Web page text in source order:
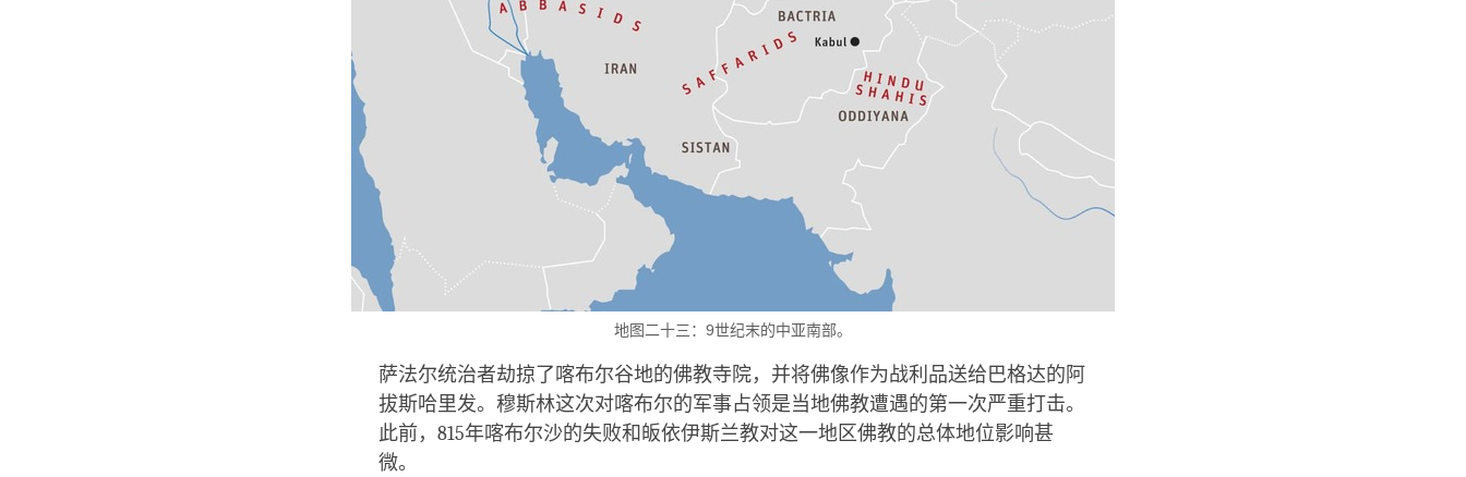
地图二十三：9世纪末的中亚南部。
萨法尔统治者劫掠了喀布尔谷地的佛教寺院，并将佛像作为战利品送给巴格达的阿
拔斯哈里发。穆斯林这次对喀布尔的军事占领是当地佛教遭遇的第一次严重打击。
此前，815年喀布尔沙的失败和皈依伊斯兰教对这一地区佛教的总体地位影响甚
微。